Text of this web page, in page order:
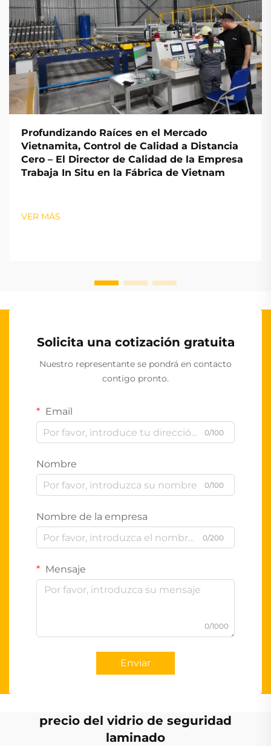
Profundizando Raíces en el Mercado
Vietnamita, Control de Calidad a Distancia
Cero – El Director de Calidad de la Empresa
Trabaja In Situ en la Fábrica de Vietnam
VER MÁS
Solicita una cotización gratuita
Nuestro representante se pondrá en contacto
contigo pronto.
Email
0/100
Nombre
0/100
Nombre de la empresa
0/200
Mensaje
0/1000
Enviar
precio del vidrio de seguridad
laminado